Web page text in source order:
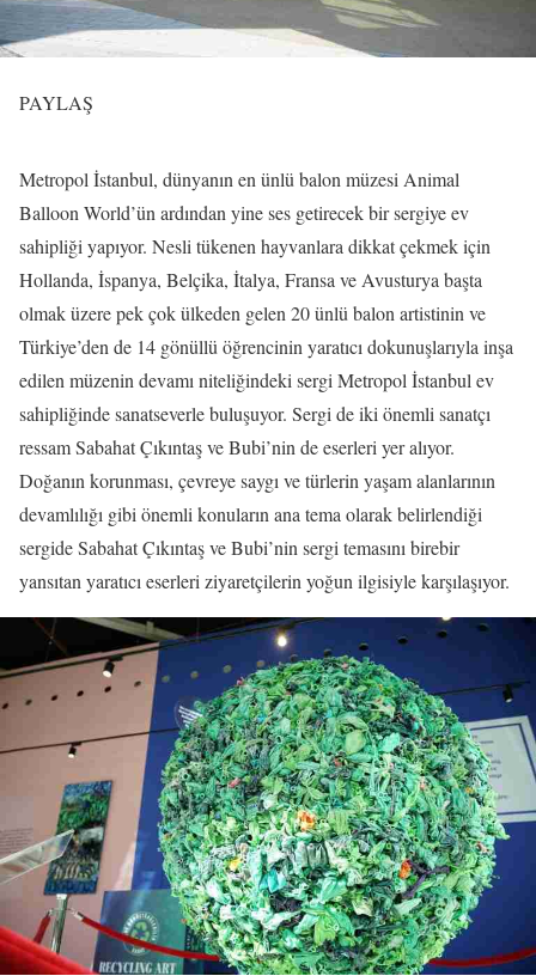
PAYLAŞ
Metropol İstanbul, dünyanın en ünlü balon müzesi Animal
Balloon World’ün ardından yine ses getirecek bir sergiye ev
sahipliği yapıyor. Nesli tükenen hayvanlara dikkat çekmek için
Hollanda, İspanya, Belçika, İtalya, Fransa ve Avusturya başta
olmak üzere pek çok ülkeden gelen 20 ünlü balon artistinin ve
Türkiye’den de 14 gönüllü öğrencinin yaratıcı dokunuşlarıyla inşa
edilen müzenin devamı niteliğindeki sergi Metropol İstanbul ev
sahipliğinde sanatseverle buluşuyor. Sergi de iki önemli sanatçı
ressam Sabahat Çıkıntaş ve Bubi’nin de eserleri yer alıyor.
Doğanın korunması, çevreye saygı ve türlerin yaşam alanlarının
devamlılığı gibi önemli konuların ana tema olarak belirlendiği
sergide Sabahat Çıkıntaş ve Bubi’nin sergi temasını birebir
yansıtan yaratıcı eserleri ziyaretçilerin yoğun ilgisiyle karşılaşıyor.